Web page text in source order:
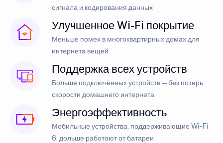
сигнала и кодирования данных
Улучшенное Wi-Fi покрытие
Меньше помех в многоквартирных домах для
интернета вещей
Поддержка всех устройств
Больше подключённых устройств — без потерь
скорости домашнего интернета
Энергоэффективность
Мобильные устройства, поддерживающие Wi-Fi
6, дольше работают от батареи